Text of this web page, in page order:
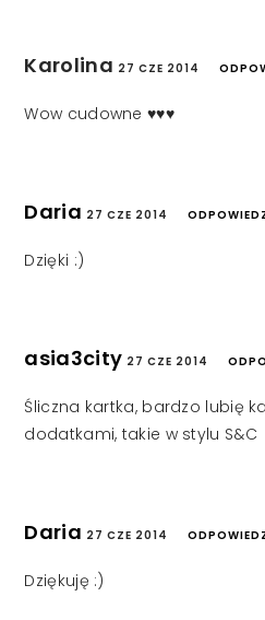
Karolina 27 CZE 2014
Wow cudowne ♥♥♥
Daria 27 CZE 2014
Dzięki :)
asia3city 27 CZE 2014
Śliczna kartka, bardzo lubię
dodatkami, takie w stylu S&C
Daria 27 CZE 2014
Dziękuję :)